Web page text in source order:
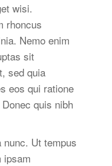
wisi.
rhoncus
Nemo enim
sit
sed quia
eos qui ratione
quis nibh
Ut tempus
ipsam